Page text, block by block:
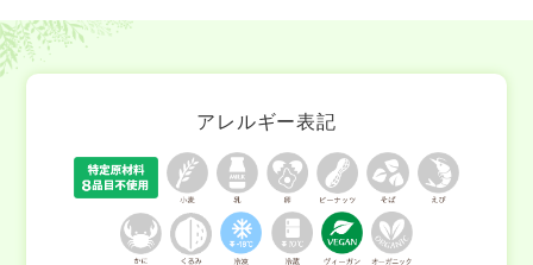
アレルギー表記